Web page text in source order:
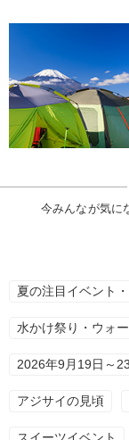
今みんなが気に
夏の注目イベント
水かけ祭り・ウォ
2026年9月19日～
アジサイの見頃
スイーツイベント